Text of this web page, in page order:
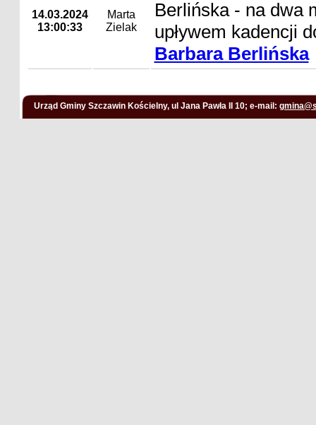
14.03.2024
13:00:33
Marta
Zielak
Berlińska - na dwa
upływem kadencji
Barbara Berlińska
Urząd Gminy Szczawin Kościelny, ul Jana Pawła II 10; e-mail: